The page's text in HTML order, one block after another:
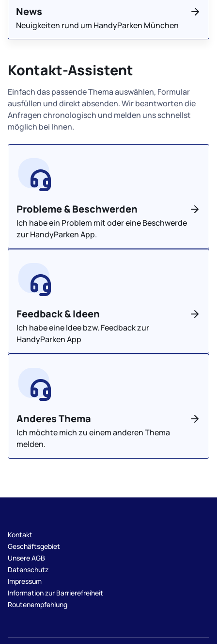
News
Neuigkeiten rund um HandyParken München
Kontakt-Assistent
Einfach das passende Thema auswählen, Formular
ausfüllen und direkt absenden. Wir beantworten die
Anfragen chronologisch und melden uns schnellst
möglich bei Ihnen.
Probleme & Beschwerden
Ich habe ein Problem mit oder eine Beschwerde
zur HandyParken App.
Feedback & Ideen
Ich habe eine Idee bzw. Feedback zur
HandyParken App
Anderes Thema
Ich möchte mich zu einem anderen Thema
melden.
Kontakt
Geschäftsgebiet
Unsere AGB
Datenschutz
Impressum
Information zur Barrierefreiheit
Routenempfehlung